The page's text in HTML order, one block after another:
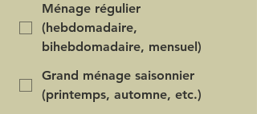
Ménage régulier
(hebdomadaire,
bihebdomadaire, mensuel)
Grand ménage saisonnier
(printemps, automne, etc.)